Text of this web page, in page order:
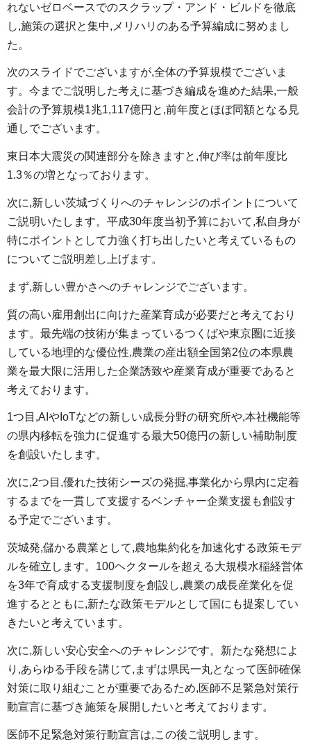
れないゼロベースでのスクラップ・アンド・ビルドを徹底
し,施策の選択と集中,メリハリのある予算編成に努めまし
た。
次のスライドでございますが,全体の予算規模でございま
す。今までご説明した考えに基づき編成を進めた結果,一般
会計の予算規模1兆1,117億円と,前年度とほぼ同額となる見
通しでございます。
東日本大震災の関連部分を除きますと,伸び率は前年度比
1.3％の増となっております。
次に,新しい茨城づくりへのチャレンジのポイントについて
ご説明いたします。平成30年度当初予算において,私自身が
特にポイントとして力強く打ち出したいと考えているもの
についてご説明差し上げます。
まず,新しい豊かさへのチャレンジでございます。
質の高い雇用創出に向けた産業育成が必要だと考えており
ます。最先端の技術が集まっているつくばや東京圏に近接
している地理的な優位性,農業の産出額全国第2位の本県農
業を最大限に活用した企業誘致や産業育成が重要であると
考えております。
1つ目,AIやIoTなどの新しい成長分野の研究所や,本社機能等
の県内移転を強力に促進する最大50億円の新しい補助制度
を創設いたします。
次に,2つ目,優れた技術シーズの発掘,事業化から県内に定着
するまでを一貫して支援するベンチャー企業支援も創設す
る予定でございます。
茨城発,儲かる農業として,農地集約化を加速化する政策モデ
ルを確立します。100ヘクタールを超える大規模水稲経営体
を3年で育成する支援制度を創設し,農業の成長産業化を促
進するとともに,新たな政策モデルとして国にも提案してい
きたいと考えています。
次に,新しい安心安全へのチャレンジです。新たな発想によ
り,あらゆる手段を講じて,まずは県民一丸となって医師確保
対策に取り組むことが重要であるため,医師不足緊急対策行
動宣言に基づき施策を展開したいと考えております。
医師不足緊急対策行動宣言は,この後ご説明します。